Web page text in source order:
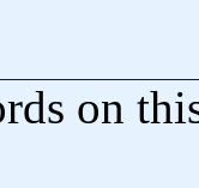
on